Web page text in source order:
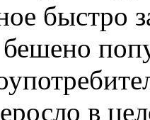
быстро
бешено
в